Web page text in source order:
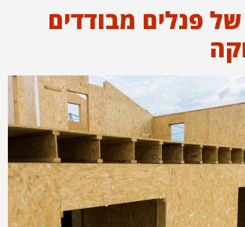
פנלים מבודדים